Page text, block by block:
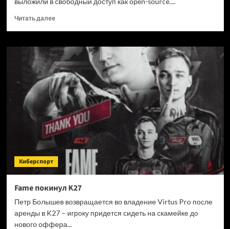
Читать далееПрочитать
Разработчики
EVE
Online
бесплатно
открыли
движок
Carbon
Engine
для
всех
желающих
Киберспорт
Fame покинул K27
Петр Болышев возвращается во владение Virtus Pro после
аренды в K27 – игроку придется сидеть на скамейке до
нового оффера...